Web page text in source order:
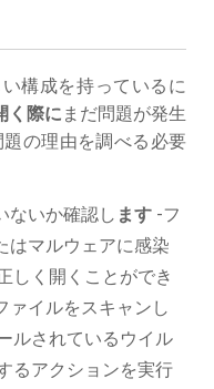
構成を持っているに
く際に まだ問題が発生
の理由を調べる必要
ないか確認し ます -フ
はマルウェアに感染
しく開くことができ
ァイルをスキャンし
ルされているウイル
るアクションを実行